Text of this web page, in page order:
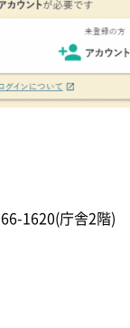
1620(庁舎2階)